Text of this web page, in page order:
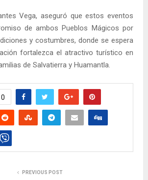
Vega, aseguró que estos eventos
de ambos Pueblos Mágicos por
y costumbres, donde se espera
fortalezca el atractivo turístico en
de Salvatierra y Huamantla.
0
PREVIOUS POST